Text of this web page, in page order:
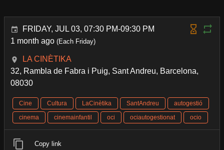
FRIDAY, JUL 03, 07:30 PM-09:30 PM
1 month ago (Each Friday)
LA CINÈTIKA
32, Rambla de Fabra i Puig, Sant Andreu, Barcelona,
08030
Cine Cultura LaCinètika SantAndreu
autogestió
cinema
cinemainfantil oci ociautogestionat ocio
Copy link